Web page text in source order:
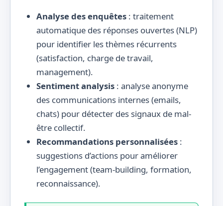
Analyse des enquêtes : traitement
automatique des réponses ouvertes (NLP)
pour identifier les thèmes récurrents
(satisfaction, charge de travail,
management).
Sentiment analysis : analyse anonyme
des communications internes (emails,
chats) pour détecter des signaux de mal-
être collectif.
Recommandations personnalisées :
suggestions d’actions pour améliorer
l’engagement (team-building, formation,
reconnaissance).